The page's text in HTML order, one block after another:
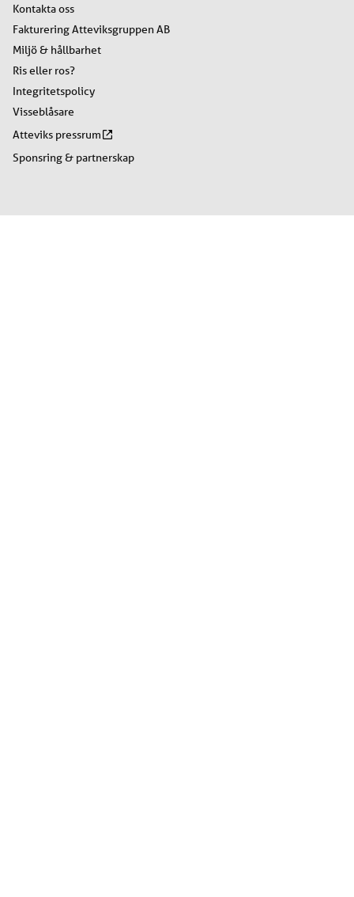
Kontakta oss
Fakturering Atteviksgruppen AB
Miljö & hållbarhet
Ris eller ros?
Integritetspolicy
Visseblåsare
Atteviks pressrum
Sponsring & partnerskap